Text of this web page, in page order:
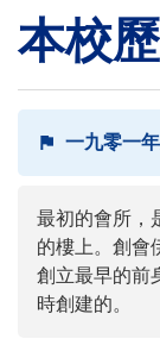
連
結
本校
一九零一
最初的會所，
的樓上。創會
創立最早的前
時創建的。